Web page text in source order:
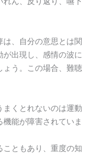
、自分の意思とは関
出現し、感情の波に
う。この場合、難聴
くとれないのは運動
能が障害されていま
こともあり、重度の知